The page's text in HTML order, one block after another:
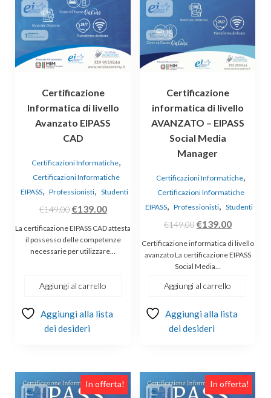
Certificazione
Informatica di livello
Avanzato EIPASS
CAD
Certificazioni Informatiche,
Certificazioni Informatiche
EIPASS, Professionisti, Studenti
€149.00 Il
prezzo
originale
era:
€139.00Il
prezzo
attuale
è:
La certificazione EIPASS CAD attesta
il possesso delle competenze
necessarie per utilizzare…
Aggiungi al carrello
Aggiungi alla lista
dei desideri
Certificazione
informatica di livello
AVANZATO – EIPASS
Social Media
Manager
Certificazioni Informatiche,
Certificazioni Informatiche
EIPASS, Professionisti, Studenti
€149.00Il
prezzo
originale
era:
€149.00.
€139.00Il
prezzo
attuale
Certificazione informatica di livello
avanzato La certificazione EIPASS
Social Media…
Aggiungi al carrello
Aggiungi alla lista
dei desideri
In offerta! In offerta!